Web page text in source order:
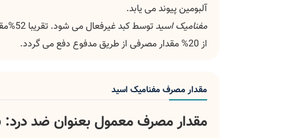
آلبومین پیوند می یابد.
مفنامیک اسید
توسط
از 20% مقدار مصرفی از طریق مدفوع دفع می گردد.
مقدار مصرف مفنامیک اسید
مقدار مصرف معمول بعنوان ضد درد: